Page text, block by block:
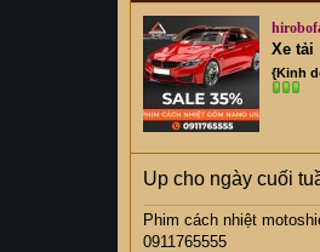
Xe tải
{Kinh
Up cho ngày cuối
Phim cách nhiệt
0911765555